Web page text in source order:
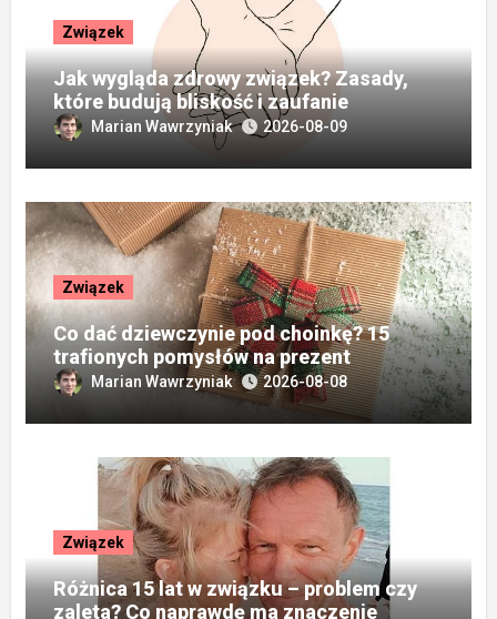
Związek
Jak wygląda zdrowy związek? Zasady,
które budują bliskość i zaufanie
Marian Wawrzyniak 2026-08-09
Związek
Co dać dziewczynie pod choinkę? 15
trafionych pomysłów na prezent
Marian Wawrzyniak 2026-08-08
Związek
Różnica 15 lat w związku – problem czy
zaleta? Co naprawdę ma znaczenie